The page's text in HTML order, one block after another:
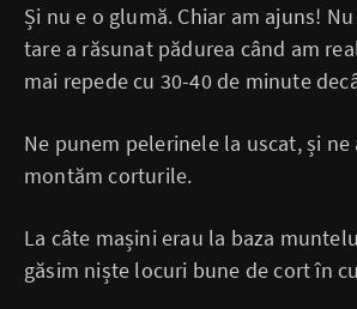
Și nu e o glumă. Chiar am ajuns!
tare a răsunat pădurea când am
mai repede cu 30-40 de minute
Ne punem pelerinele la uscat, și ne
montăm corturile.
La câte mașini erau la baza
găsim niște locuri bune de cort în